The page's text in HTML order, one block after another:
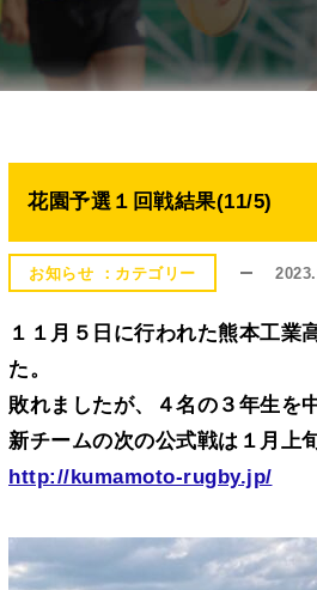
花園予選１回戦結果(11/5)
お知らせ
１１月５日に行われた熊本工業
た。
敗れましたが、４名の３年生を
新チームの次の公式戦は１月上
http://kumamoto-rugby.jp/